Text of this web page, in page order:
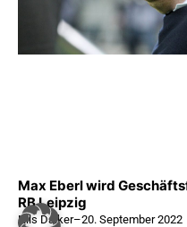
Max Eberl wird
RB Leipzig
Nils Daiker–20. September 2022